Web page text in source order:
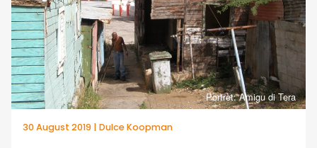
Portrèt: Amigu di Tera
30 August 2019 | Dulce Koopman